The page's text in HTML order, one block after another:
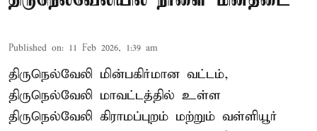
Published on: 11 Feb 2026, 1:39 am
திருநெல்வேலி மின்பகிர்மான வட்டம்,
திருநெல்வேலி மாவட்டத்தில் உள்ள
திருநெல்வேலி கிராமப்புறம் மற்றும் வள்ளியூர்